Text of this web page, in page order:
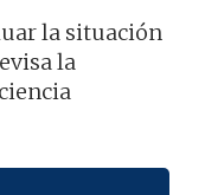
la situación
la